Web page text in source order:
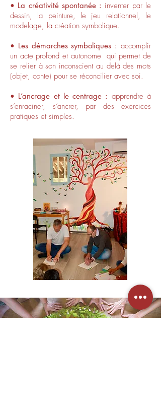
• La créativité spontanée : inventer par le
dessin, la peinture, le jeu relationnel, le
modelage, la création symbolique.
• Les démarches symboliques : accomplir
un acte profond et autonome qui permet de
se relier à son inconscient au delà des mots
(objet, conte) pour se réconcilier avec soi.
• L’ancrage et le centrage : apprendre à
s’enraciner, s’ancrer, par des exercices
pratiques et simples.